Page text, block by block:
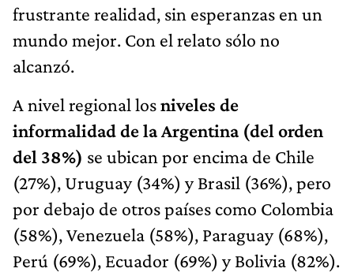
frustrante realidad, sin esperanzas en un
mundo mejor. Con el relato sólo no
alcanzó.
A nivel regional losniveles de
informalidad de la Argentina (del orden
del 38%) se ubican por encima de Chile
(27%), Uruguay (34%) y Brasil (36%), pero
por debajo de otros países como Colombia
(58%), Venezuela (58%), Paraguay (68%),
Perú (69%), Ecuador (69%) y Bolivia (82%).